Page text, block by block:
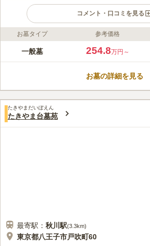
コメント・口コミを見る
ライフドット編集部のコメント
多摩の郷は、JR八高線「小宮駅」から
り、売店もあるため、線香や仏花など
口コミ評価
みんなの評価
50代男性
霊園からの移動は車が基本なので途中
お墓タイプ 参考価格
一般墓 254.8万円～
お墓の詳細を見る
たきやまだいぼえん
たきやま台墓苑
最寄駅： 秋川 駅(3.3km)
東京都八王子市戸吹町60